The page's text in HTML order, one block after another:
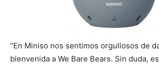
“En Miniso nos sentimos orgullosos de
bienvenida a We Bare Bears. Sin duda,